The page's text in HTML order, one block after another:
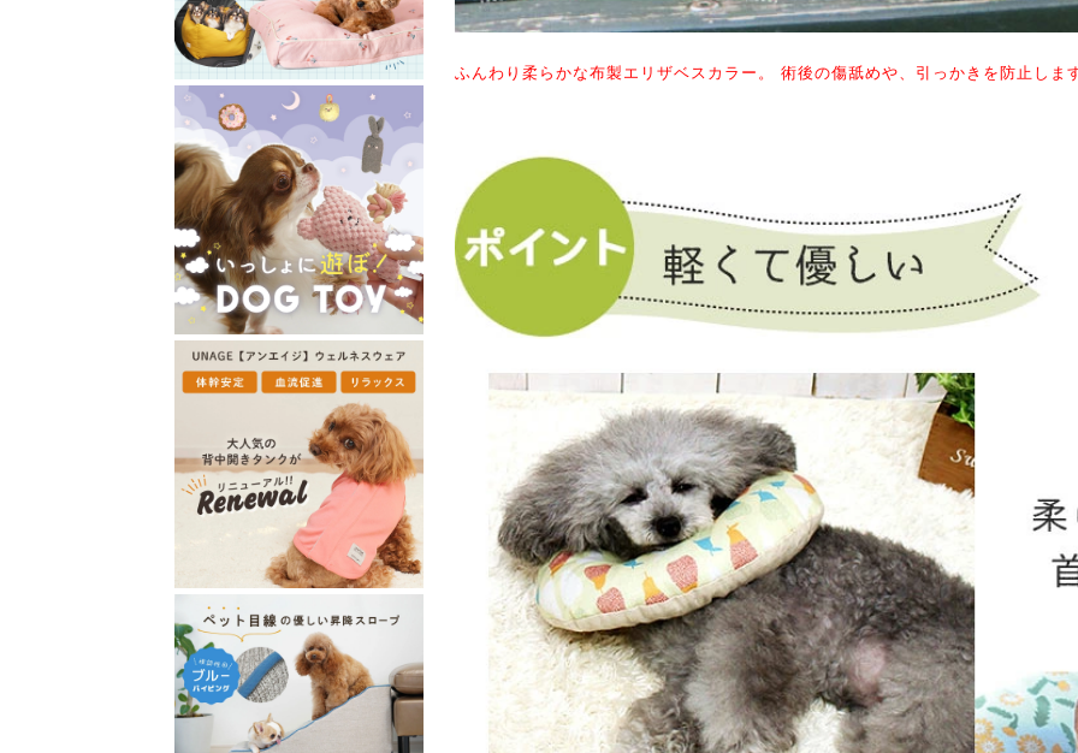
ふんわり柔らかな布製エリザベスカラー。 術後の傷舐めや、引っかきを防止しま